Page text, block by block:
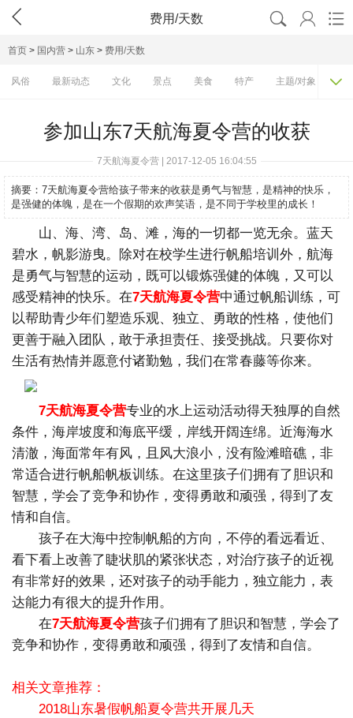
 费用/天数   
首页 > 国内营 > 山东 > 费用/天数
风俗 最新动态 文化 景点 美食 特产 主题/对象 费

参加山东7天航海夏令营的收获
7天航海夏令营 | 2017-12-05 16:04:55
摘要： 7天航海夏令营给孩子带来的收获是勇气与智慧，是精神的快乐，
是强健的体魄，是在一个假期的欢声笑语，是不同于学校里的成长！
山、海、湾、岛、滩，海的一切都一览无余。蓝天
碧水，帆影游曳。除对在校学生进行帆船培训外，航海
是勇气与智慧的运动，既可以锻炼强健的体魄，又可以
感受精神的快乐。在7天航海夏令营中通过帆船训练，可
以帮助青少年们塑造乐观、独立、勇敢的性格，使他们
更善于融入团队，敢于承担责任、接受挑战。只要你对
生活有热情并愿意付诸勤勉，我们在常春藤等你来。
7天航海夏令营专业的水上运动活动得天独厚的自然
条件，海岸坡度和海底平缓，岸线开阔连绵。近海海水
清澈，海面常年有风，且风大浪小，没有险滩暗礁，非
常适合进行帆船帆板训练。在这里孩子们拥有了胆识和
智慧，学会了竞争和协作，变得勇敢和顽强，得到了友
情和自信。
孩子在大海中控制帆船的方向，不停的看远看近、
看下看上改善了睫状肌的紧张状态，对治疗孩子的近视
有非常好的效果，还对孩子的动手能力，独立能力，表
达能力有很大的提升作用。
在7天航海夏令营孩子们拥有了胆识和智慧，学会了
竞争和协作，变得勇敢和顽强，得到了友情和自信。
相关文章推荐：
2018山东暑假帆船夏令营共开展几天